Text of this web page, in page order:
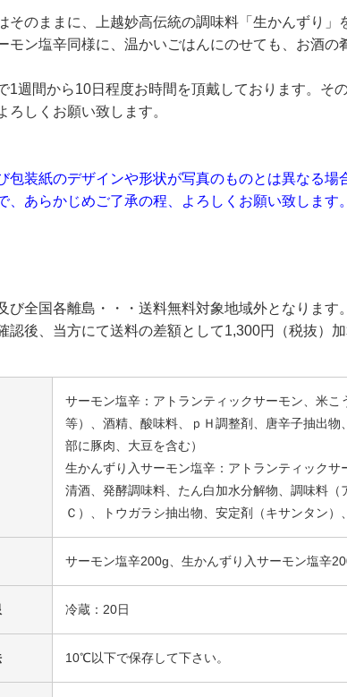
そのままに、上越妙高伝統の調味料「生かんずり
モン塩辛同様に、温かいごはんにのせても、お酒の
1週間から10日程度お時間を頂戴しております。そ
ろしくお願い致します。
包装紙のデザインや形状が写真のものとは異なる
、あらかじめご了承の程、よろしくお願い致します。
び全国各離島・・・送料無料対象地域外となります。
後、当方にて送料の差額として1,300円（税抜）
サーモン塩辛：アトランティックサーモン、米
等）、酒精、酸味料、ｐＨ調整剤、唐辛子抽出
部に豚肉、大豆を含む）
生かんずり入サーモン塩辛：アトランティックサ
清酒、発酵調味料、たん白加水分解物、調味料
Ｃ）、トウガラシ抽出物、安定剤（キサンタン）
サーモン塩辛200g、生かんずり入サーモン塩辛
冷蔵：20日
10℃以下で保存して下さい。